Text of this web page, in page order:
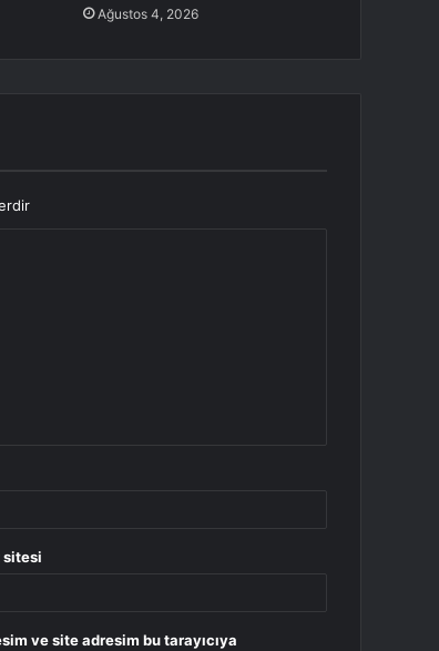
Ağustos 4, 2026
sitesi
ve site adresim bu tarayıcıya